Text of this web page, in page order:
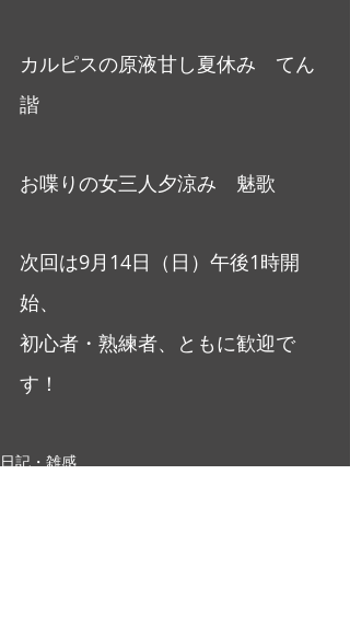
カルピスの原液甘し夏休み　てん
諧
お喋りの女三人夕涼み　魅歌
次回は9月14日（日）午後1時開
始、
初心者・熟練者、ともに歓迎で
す！
日記・雑感